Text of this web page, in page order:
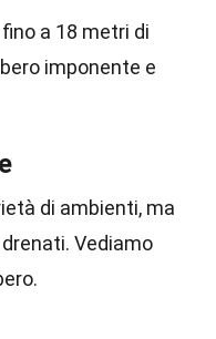
a 18 metri di
imponente e
di ambienti, ma
Vediamo